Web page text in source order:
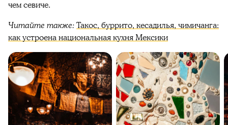
чем севиче.
Читайте также:Такос, буррито, кесадилья, чимичанга:
как устроена национальная кухня Мексики